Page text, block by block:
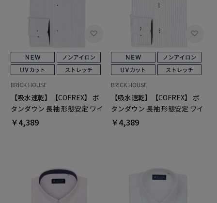
BRICK HOUSE
【吸水速乾】【COFREX】 ボ
タンダウン 長袖 形態安定 ワイ
シャツ
￥4,389
BRICK HOUSE
【吸水速乾】【COFREX】 ボ
タンダウン 長袖 形態安定 ワイ
シャツ
￥4,389